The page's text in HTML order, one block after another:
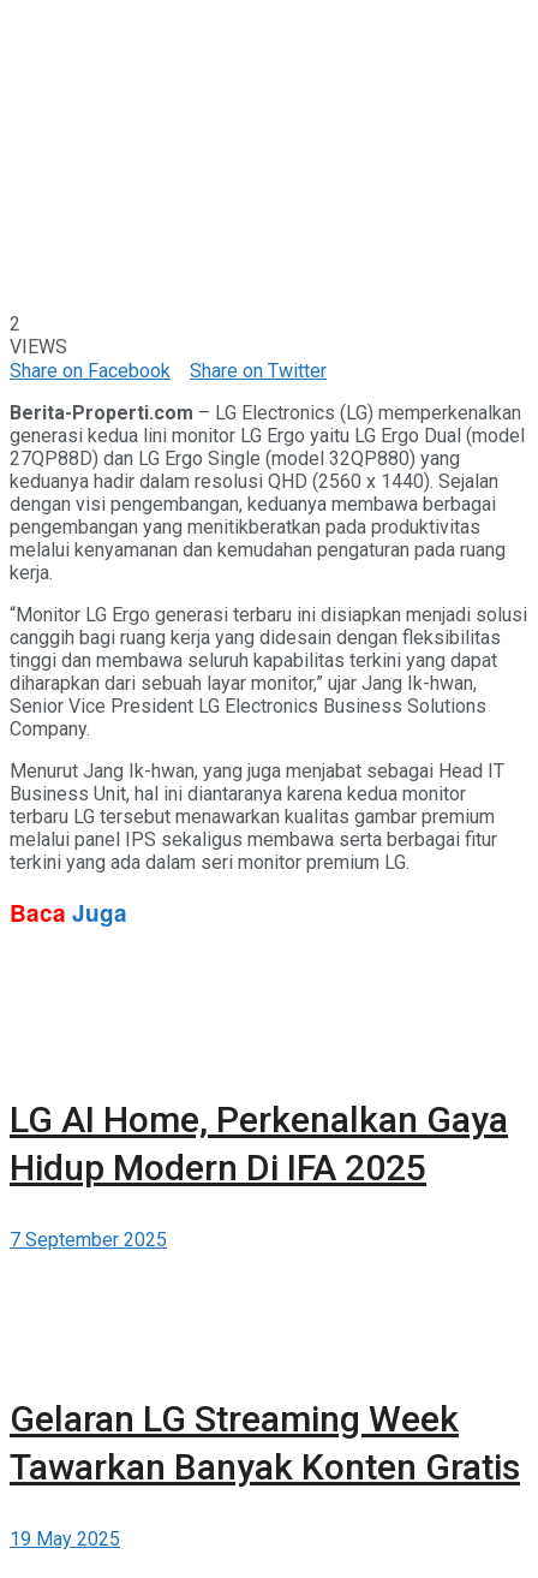
2
VIEWS
Share on Facebook
Share on Twitter
Berita-Properti.com – LG Electronics (LG) memperkenalkan
generasi kedua lini monitor LG Ergo yaitu LG Ergo Dual (model
27QP88D) dan LG Ergo Single (model 32QP880) yang
keduanya hadir dalam resolusi QHD (2560 x 1440). Sejalan
dengan visi pengembangan, keduanya membawa berbagai
pengembangan yang menitikberatkan pada produktivitas
melalui kenyamanan dan kemudahan pengaturan pada ruang
kerja.
“Monitor LG Ergo generasi terbaru ini disiapkan menjadi solusi
canggih bagi ruang kerja yang didesain dengan fleksibilitas
tinggi dan membawa seluruh kapabilitas terkini yang dapat
diharapkan dari sebuah layar monitor,” ujar Jang Ik-hwan,
Senior Vice President LG Electronics Business Solutions
Company.
Menurut Jang Ik-hwan, yang juga menjabat sebagai Head IT
Business Unit, hal ini diantaranya karena kedua monitor
terbaru LG tersebut menawarkan kualitas gambar premium
melalui panel IPS sekaligus membawa serta berbagai fitur
terkini yang ada dalam seri monitor premium LG.
Baca Juga
LG AI Home, Perkenalkan Gaya
Hidup Modern Di IFA 2025
7 September 2025
Gelaran LG Streaming Week
Tawarkan Banyak Konten Gratis
19 May 2025